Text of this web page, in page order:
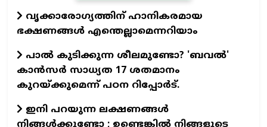
വൃക്കാരോഗ്യത്തിന് ഹാനികരമായ
ഭക്ഷണങ്ങൾ എന്തെല്ലാമെന്നറിയാം
പാൽ കുടിക്കുന്ന ശീലമുണ്ടോ? 'ബവൽ'
കാൻസർ സാധ്യത 17 ശതമാനം
കുറയ്ക്കുമെന്ന് പഠന റിപ്പോർട്.
ഇനി പറയുന്ന ലക്ഷണങ്ങൾ